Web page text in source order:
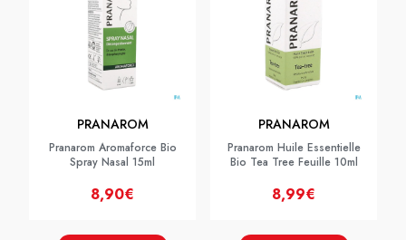
PRANAROM
Pranarom Aromaforce Bio
Spray Nasal 15ml
8,90€
PRANAROM
Pranarom Huile Essentielle
Bio Tea Tree Feuille 10ml
8,99€